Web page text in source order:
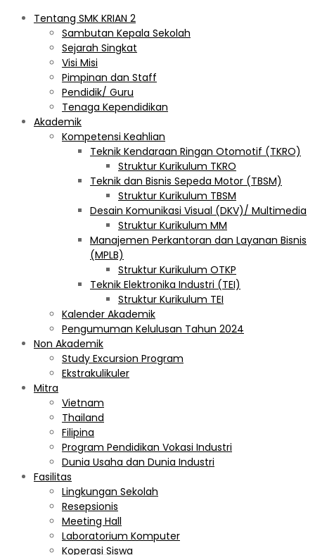
Tentang SMK KRIAN 2
Sambutan Kepala Sekolah
Sejarah Singkat
Visi Misi
Pimpinan dan Staff
Pendidik/ Guru
Tenaga Kependidikan
Akademik
Kompetensi Keahlian
Teknik Kendaraan Ringan Otomotif (TKRO)
Struktur Kurikulum TKRO
Teknik dan Bisnis Sepeda Motor (TBSM)
Struktur Kurikulum TBSM
Desain Komunikasi Visual (DKV)/ Multimedia
Struktur Kurikulum MM
Manajemen Perkantoran dan Layanan Bisnis
(MPLB)
Struktur Kurikulum OTKP
Teknik Elektronika Industri (TEI)
Struktur Kurikulum TEI
Kalender Akademik
Pengumuman Kelulusan Tahun 2024
Non Akademik
Study Excursion Program
Ekstrakulikuler
Mitra
Vietnam
Thailand
Filipina
Program Pendidikan Vokasi Industri
Dunia Usaha dan Dunia Industri
Fasilitas
Lingkungan Sekolah
Resepsionis
Meeting Hall
Laboratorium Komputer
Koperasi Siswa